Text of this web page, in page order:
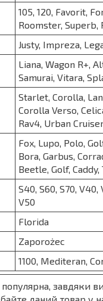
105, 120, Favorit,
Roomster, Superb,
Justy, Impreza,
Liana, Wagon R+,
Samurai, Vitara,
Starlet, Corolla,
Corolla Verso,
Rav4, Urban
Fox, Lupo, Polo,
Bora, Garbus,
Beetle, Golf, Caddy,
S40, S60, S70,
V50
Florida
Zaporożec
1100, Mediteran,
завдяки